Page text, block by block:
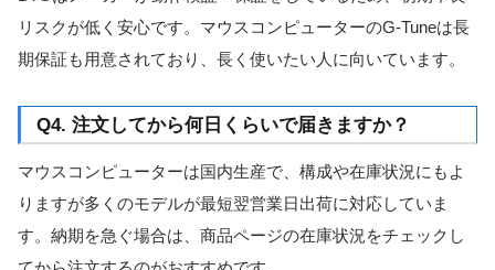
リスクが低く安心です。マウスコンピューターのG-Tuneは長
期保証も用意されており、長く使いたい人に向いています。
Q4. 注文してから何日くらいで届きますか？
マウスコンピューターは国内生産で、構成や在庫状況にもよ
りますが多くのモデルが最短翌営業日出荷に対応していま
す。納期を急ぐ場合は、商品ページの在庫状況をチェックし